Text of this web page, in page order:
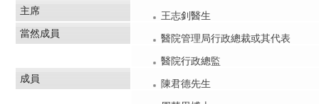
主席
王志釗醫生
當然成員
醫院管理局行政總裁或其代表
醫院行政總監
成員
陳君德先生